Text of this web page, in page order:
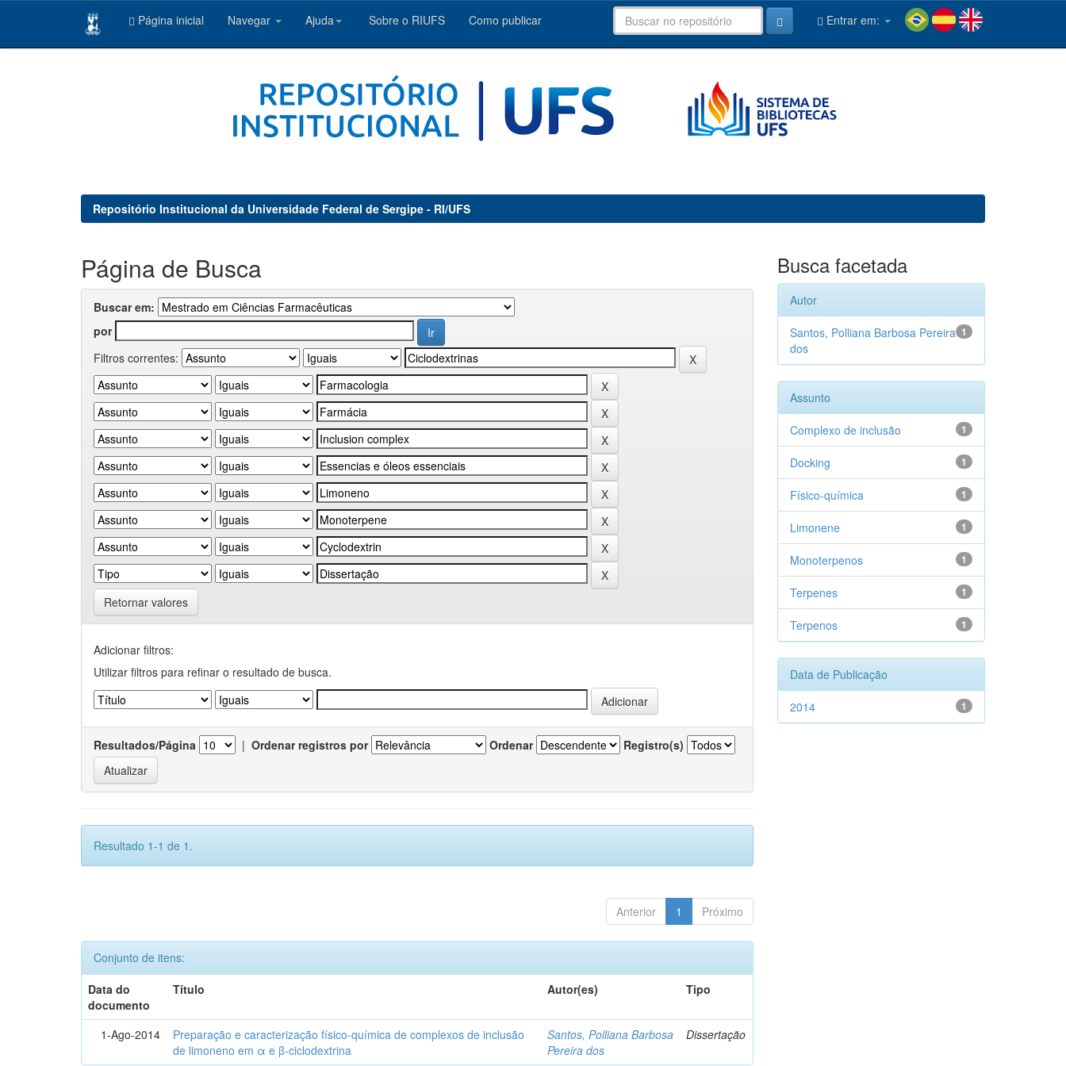
Página inicial Navegar Ajuda Sobre o RIUFS Como publicar Entrar em:
Repositório Institucional da Universidade Federal de Sergipe - RI/UFS
Página de Busca
Buscar em:
por
Filtros correntes:
Retornar valores
Adicionar filtros:
Utilizar filtros para refinar o resultado de busca.
Resultados/Página | Ordenar registros por Ordenar Registro(s)
Resultado 1-1 de 1.
Anterior 1 Próximo
Conjunto de itens:
Data do
documento
Título Autor(es) Tipo
1-Ago-2014
Preparação e caracterização físico-química de complexos de inclusão
de limoneno em α e β-ciclodextrina
Santos, Polliana Barbosa
Pereira dos
Dissertação
Busca facetada
Autor
1
Santos, Polliana Barbosa Pereira
dos
Assunto
1
Complexo de inclusão
1
Docking
1
Físico-química
1
Limonene
1
Monoterpenos
1
Terpenes
1
Terpenos
Data de Publicação
1
2014